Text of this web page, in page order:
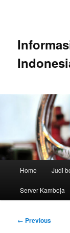
Home Judi
Server Kamboja
Post
← Previous